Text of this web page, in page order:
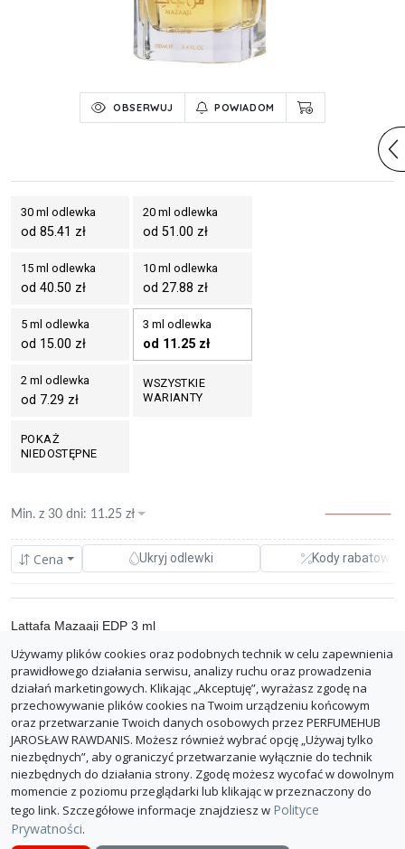
OBSERWUJ POWIADOM
30 ml odlewka
od 85.41 zł
20 ml odlewka
od 51.00 zł
15 ml odlewka
od 40.50 zł
10 ml odlewka
od 27.88 zł
5 ml odlewka
od 15.00 zł
3 ml odlewka
od 11.25 zł
2 ml odlewka
od 7.29 zł
WSZYSTKIE
WARIANTY
POKAŻ
NIEDOSTĘPNE
Cena Ukryj odlewki Kody rabatowe
Min. z 30 dni: 11.25 zł
magrami.pl
opinie
Lattafa Mazaaji EDP 3 ml
11.25 zł
z dostawą: 26.24 zł
0.00%
ZGŁOŚ BŁĄD
O PerfumeHub Polityka Prywatności Dla sklepów
Używamy plików cookies oraz podobnych technik w celu zapewnienia
prawidłowego działania serwisu, analizy ruchu oraz prowadzenia
działań marketingowych. Klikając „Akceptuję”, wyrażasz zgodę na
przechowywanie plików cookies na Twoim urządzeniu końcowym
oraz przetwarzanie Twoich danych osobowych przez PERFUMEHUB
JAROSŁAW RAWDANIS. Możesz również wybrać opcję „Używaj tylko
niezbędnych”, aby ograniczyć przetwarzanie wyłącznie do technik
niezbędnych do działania strony. Zgodę możesz wycofać w dowolnym
momencie z poziomu przeglądarki lub klikając w przeznaczony do
tego link. Szczegółowe informacje znajdziesz w Polityce
Prywatności.